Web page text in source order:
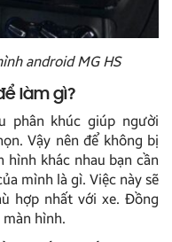
android MG HS
làm gì?
phân khúc giúp người
Vậy nên để không bị
hình khác nhau bạn cần
mình là gì. Việc này sẽ
hợp nhất với xe. Đồng
hình.